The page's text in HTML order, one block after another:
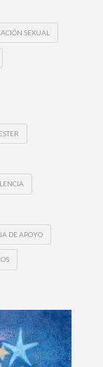
SEXUAL
ESTER
DE APOYO